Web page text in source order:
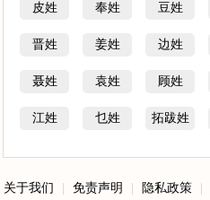
皮姓 奉姓 豆姓
晋姓 姜姓 边姓
聂姓 袁姓 顾姓
江姓 乜姓 拓跋姓
关于我们 免责声明 隐私政策